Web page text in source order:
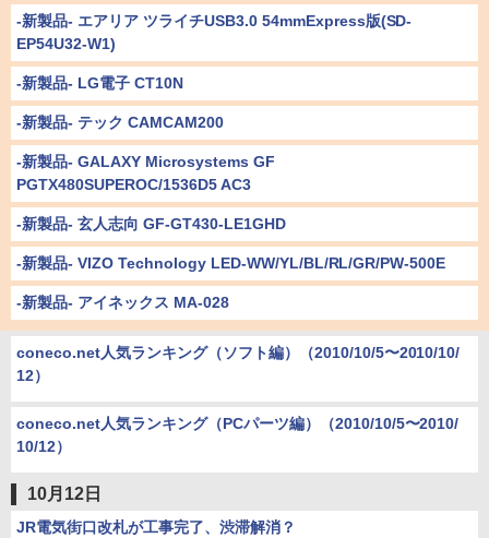
-新製品- エアリア ツライチUSB3.0 54mmExpress版(SD-
EP54U32-W1)
-新製品- LG電子 CT10N
-新製品- テック CAMCAM200
-新製品- GALAXY Microsystems GF
PGTX480SUPEROC/1536D5 AC3
-新製品- 玄人志向 GF-GT430-LE1GHD
-新製品- VIZO Technology LED-WW/YL/BL/RL/GR/PW-500E
-新製品- アイネックス MA-028
coneco.net人気ランキング（ソフト編）（2010/10/5〜2010/10/
12）
coneco.net人気ランキング（PCパーツ編）（2010/10/5〜2010/
10/12）
10月12日
JR電気街口改札が工事完了、渋滞解消？